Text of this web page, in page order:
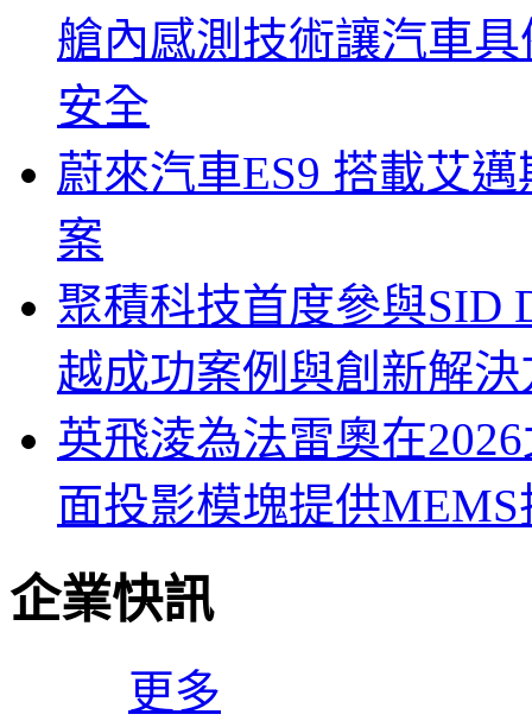
艙內感測技術讓汽車
安全
蔚來汽車ES9 搭載艾
案
聚積科技首度參與SID
越成功案例與創新解決
英飛淩為法雷奧在
面投影模塊提供MEMS
企業快訊
更多